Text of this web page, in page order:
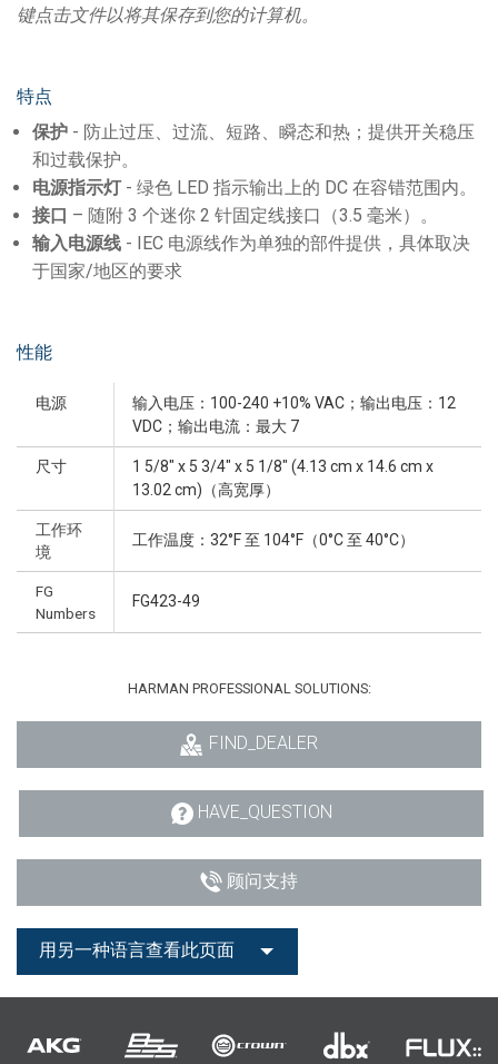
键点击文件以将其保存到您的计算机。
特点
保护 - 防止过压、过流、短路、瞬态和热；提供开关稳压
和过载保护。
电源指示灯- 绿色 LED 指示输出上的 DC 在容错范围内。
接口 – 随附 3 个迷你 2 针固定线接口（3.5 毫米）。
输入电源线 - IEC 电源线作为单独的部件提供，具体取决
于国家/地区的要求
性能
电源
输入电压：100-240 +10% VAC；输出电压：12
VDC；输出电流：最大 7
尺寸
1 5/8" x 5 3/4" x 5 1/8" (4.13 cm x 14.6 cm x
13.02 cm)（高宽厚）
工作环
境
工作温度：32°F 至 104°F（0°C 至 40°C）
FG
Numbers
FG423-49
HARMAN PROFESSIONAL SOLUTIONS:
FIND_DEALER
HAVE_QUESTION
顾问支持
用另一种语言查看此页面